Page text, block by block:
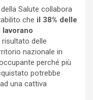
della Salute collabora
che il 38% delle
risultato delle
nazionale in
perché più
potrebbe
una cattiva